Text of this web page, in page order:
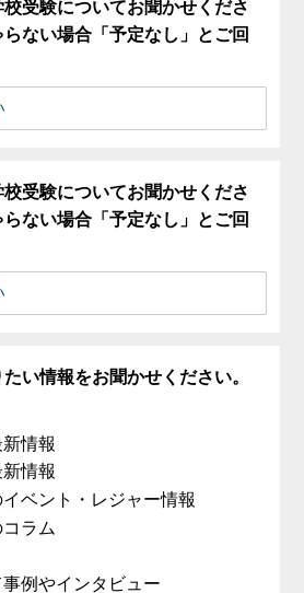
受験についてお聞かせくださ
ない場合「予定なし」とご回
受験についてお聞かせくださ
ない場合「予定なし」とご回
い情報をお聞かせください。
情報
情報
ベント・レジャー情報
ラム
例やインタビュー